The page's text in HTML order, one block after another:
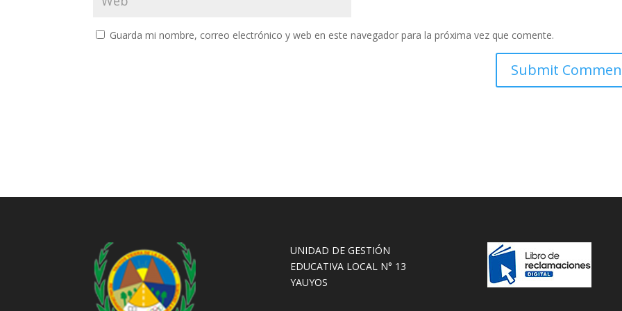
Guarda mi nombre, correo electrónico y web en este navegador para la próxima vez que comente.
UNIDAD DE GESTIÓN
EDUCATIVA LOCAL N° 13
YAUYOS